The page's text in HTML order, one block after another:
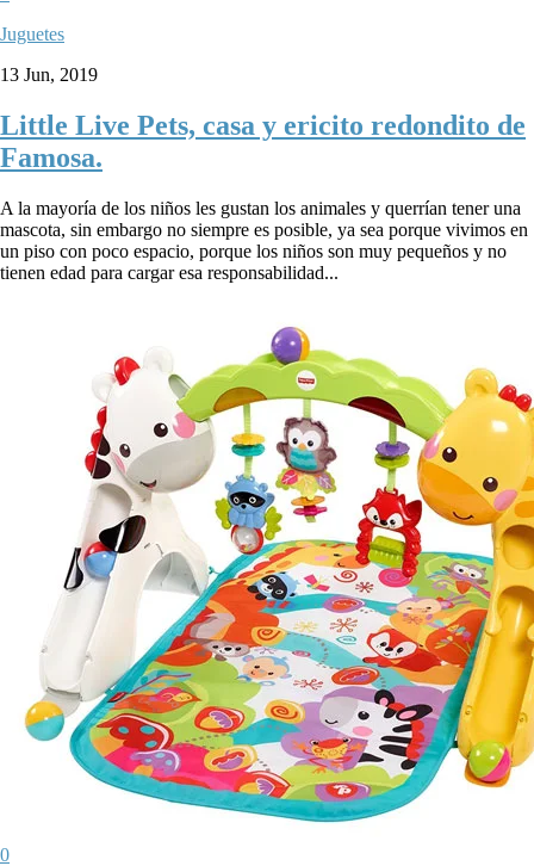
Juguetes
13 Jun, 2019
Little Live Pets, casa y ericito redondito de
Famosa.
A la mayoría de los niños les gustan los animales y querrían tener una
mascota, sin embargo no siempre es posible, ya sea porque vivimos en
un piso con poco espacio, porque los niños son muy pequeños y no
tienen edad para cargar esa responsabilidad...
0